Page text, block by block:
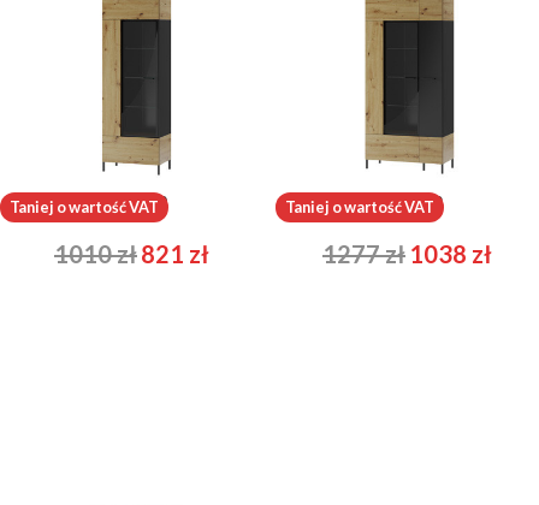
Lucas 10
1010zł821 zł
Lucas 12
1277zł 1038 zł
Taniej o wartość VAT Taniej o wartość VAT